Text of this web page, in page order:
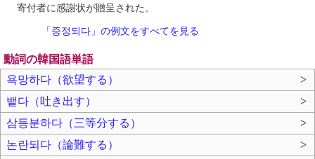
寄付者に感謝状が贈呈された。
「증정되다」の例文をすべてを見る
動詞の韓国語単語
욕망하다（欲望する）
>
뱉다（吐き出す）
>
삼등분하다（三等分する）
>
논란되다（論難する）
>